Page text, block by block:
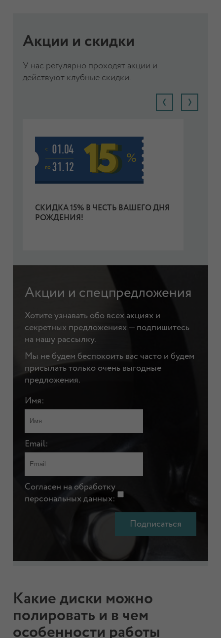
Акции и скидки
У нас регулярно проходят акции и
действуют клубные скидки.
СКИДКА 15% В ЧЕСТЬ ВАШЕГО ДНЯ
РОЖДЕНИЯ!
Акции и спецпредложения
Хотите узнавать обо всех акциях и
секретных предложениях — подпишитесь
на нашу рассылку.
Мы не будем беспокоить вас часто и будем
присылать только очень выгодные
предложения.
Имя:
Email:
Согласен на обработку
персональных данных:
Какие диски можно
полировать и в чем
особенности работы